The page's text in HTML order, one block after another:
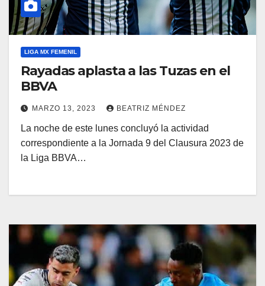
LIGA MX FEMENIL
Rayadas aplasta a las Tuzas en el
BBVA
MARZO 13, 2023 BEATRIZ MÉNDEZ
La noche de este lunes concluyó la actividad
correspondiente a la Jornada 9 del Clausura 2023 de
la Liga BBVA…